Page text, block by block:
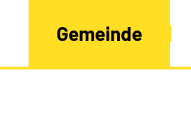
Gemeinde